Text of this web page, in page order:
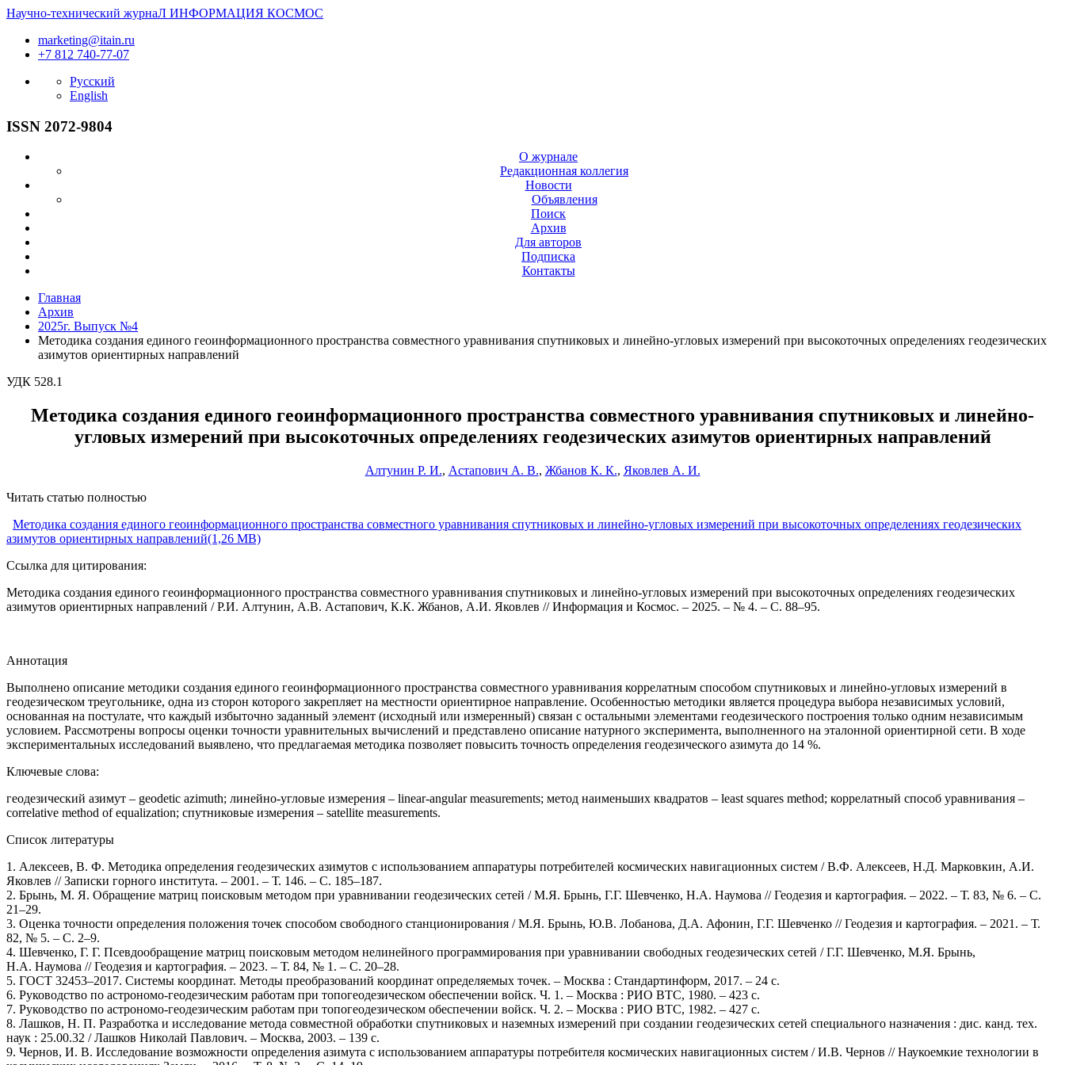
Научно-технический журнаЛ ИНФОРМАЦИЯ КОСМОС
marketing@itain.ru
+7 812 740-77-07
Русский
English
ISSN 2072-9804
О журнале
Редакционная коллегия
Новости
Объявления
Поиск
Архив
Для авторов
Подписка
Контакты
Главная
Архив
2025г. Выпуск №4
Методика создания единого геоинформационного пространства совместного уравнивания спутниковых и линейно-угловых измерений при высокоточных определениях геодезических
азимутов ориентирных направлений
УДК 528.1
Методика создания единого геоинформационного пространства совместного уравнивания спутниковых и линейно-
угловых измерений при высокоточных определениях геодезических азимутов ориентирных направлений
Алтунин Р. И., Астапович А. В., Жбанов К. К., Яковлев А. И.
Читать статью полностью
Методика создания единого геоинформационного пространства совместного уравнивания спутниковых и линейно-угловых измерений при высокоточных определениях геодезических
азимутов ориентирных направлений(1,26 MB)
Ссылка для цитирования:
Методика создания единого геоинформационного пространства совместного уравнивания спутниковых и линейно-угловых измерений при высокоточных определениях геодезических
азимутов ориентирных направлений / Р.И. Алтунин, А.В. Астапович, К.К. Жбанов, А.И. Яковлев // Информация и Космос. – 2025. – № 4. – С. 88–95.
Аннотация
Выполнено описание методики создания единого геоинформационного пространства совместного уравнивания коррелатным способом спутниковых и линейно-угловых измерений в
геодезическом треугольнике, одна из сторон которого закрепляет на местности ориентирное направление. Особенностью методики является процедура выбора независимых условий,
основанная на постулате, что каждый избыточно заданный элемент (исходный или измеренный) связан с остальными элементами геодезического построения только одним независимым
условием. Рассмотрены вопросы оценки точности уравнительных вычислений и представлено описание натурного эксперимента, выполненного на эталонной ориентирной сети. В ходе
экспериментальных исследований выявлено, что предлагаемая методика позволяет повысить точность определения геодезического азимута до 14 %.
Ключевые слова:
геодезический азимут – geodetic azimuth; линейно-угловые измерения – linear-angular measurements; метод наименьших квадратов – least squares method; коррелатный способ уравнивания –
correlative method of equalization; спутниковые измерения – satellite measurements.
Список литературы
1. Алексеев, В. Ф. Методика определения геодезических азимутов с использованием аппаратуры потребителей космических навигационных систем / В.Ф. Алексеев, Н.Д. Марковкин, А.И.
Яковлев // Записки горного института. – 2001. – Т. 146. – С. 185–187.
2. Брынь, М. Я. Обращение матриц поисковым методом при уравнивании геодезических сетей / М.Я. Брынь, Г.Г. Шевченко, Н.А. Наумова // Геодезия и картография. – 2022. – Т. 83, № 6. – С.
21–29.
3. Оценка точности определения положения точек способом свободного станционирования / М.Я. Брынь, Ю.В. Лобанова, Д.А. Афонин, Г.Г. Шевченко // Геодезия и картография. – 2021. – Т.
82, № 5. – С. 2–9.
4. Шевченко, Г. Г. Псевдообращение матриц поисковым методом нелинейного программирования при уравнивании свободных геодезических сетей / Г.Г. Шевченко, М.Я. Брынь,
Н.А. Наумова // Геодезия и картография. – 2023. – Т. 84, № 1. – С. 20–28.
5. ГОСТ 32453–2017. Системы координат. Методы преобразований координат определяемых точек. – Москва : Стандартинформ, 2017. – 24 с.
6. Руководство по астрономо-геодезическим работам при топогеодезическом обеспечении войск. Ч. 1. – Москва : РИО ВТС, 1980. – 423 с.
7. Руководство по астрономо-геодезическим работам при топогеодезическом обеспечении войск. Ч. 2. – Москва : РИО ВТС, 1982. – 427 с.
8. Лашков, Н. П. Разработка и исследование метода совместной обработки спутниковых и наземных измерений при создании геодезических сетей специального назначения : дис. канд. тех.
наук : 25.00.32 / Лашков Николай Павлович. – Москва, 2003. – 139 с.
9. Чернов, И. В. Исследование возможности определения азимута с использованием аппаратуры потребителя космических навигационных систем / И.В. Чернов // Наукоемкие технологии в